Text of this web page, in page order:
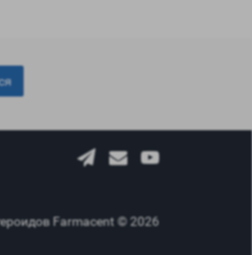
Farmacent © 2026